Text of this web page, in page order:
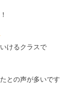
けるクラスで
との声が多いです